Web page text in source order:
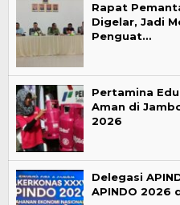
Rapat
Digelar, Jadi
Penguat…
Pertamina
Aman di
2026
Delegasi
APINDO 2026